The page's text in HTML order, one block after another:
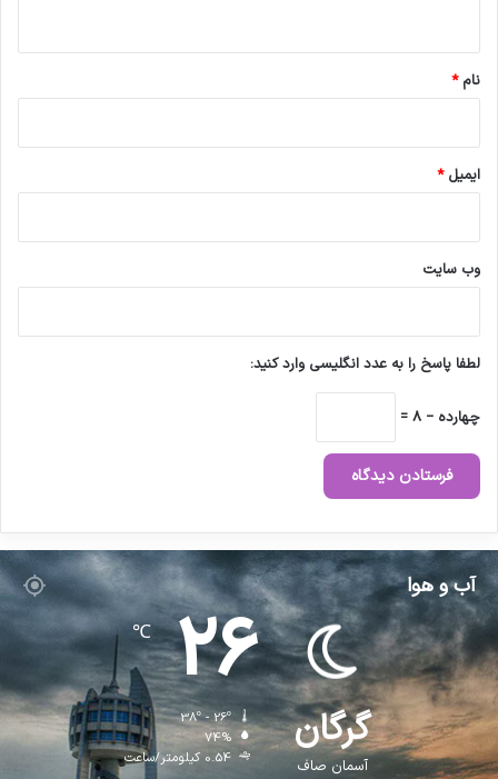
نام*
ایمیل*
وب‌ سایت
لطفا پاسخ را به عدد انگلیسی وارد کنید:
چهارده − 8 =
آب و هوا
گرگان
آسمان صاف
26
℃
38º - 26º
74%
0.54 کیلومتر/ساعت